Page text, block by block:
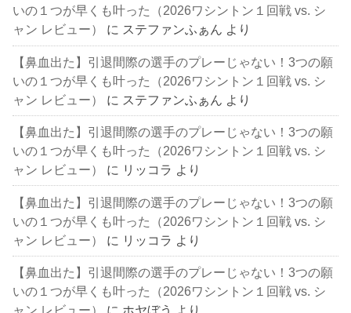
いの１つが早くも叶った（2026ワシントン１回戦 vs. シ
ャン レビュー）
に ステファンふぁん より
【鼻血出た】引退間際の選手のプレーじゃない！3つの願
いの１つが早くも叶った（2026ワシントン１回戦 vs. シ
ャン レビュー）
に ステファンふぁん より
【鼻血出た】引退間際の選手のプレーじゃない！3つの願
いの１つが早くも叶った（2026ワシントン１回戦 vs. シ
ャン レビュー）
に リッコラ より
【鼻血出た】引退間際の選手のプレーじゃない！3つの願
いの１つが早くも叶った（2026ワシントン１回戦 vs. シ
ャン レビュー）
に リッコラ より
【鼻血出た】引退間際の選手のプレーじゃない！3つの願
いの１つが早くも叶った（2026ワシントン１回戦 vs. シ
ャン レビュー）
に ホヤぼう より